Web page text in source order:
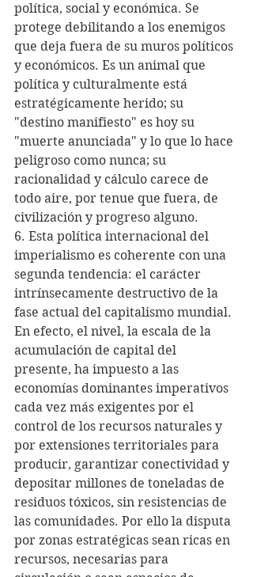
política, social y económica. Se
protege debilitando a los enemigos
que deja fuera de su muros políticos
y económicos. Es un animal que
política y culturalmente está
estratégicamente herido; su
"destino manifiesto" es hoy su
"muerte anunciada" y lo que lo hace
peligroso como nunca; su
racionalidad y cálculo carece de
todo aire, por tenue que fuera, de
civilización y progreso alguno.
6. Esta política internacional del
imperialismo es coherente con una
segunda tendencia: el carácter
intrínsecamente destructivo de la
fase actual del capitalismo mundial.
En efecto, el nivel, la escala de la
acumulación de capital del
presente, ha impuesto a las
economías dominantes imperativos
cada vez más exigentes por el
control de los recursos naturales y
por extensiones territoriales para
producir, garantizar conectividad y
depositar millones de toneladas de
residuos tóxicos, sin resistencias de
las comunidades. Por ello la disputa
por zonas estratégicas sean ricas en
recursos, necesarias para